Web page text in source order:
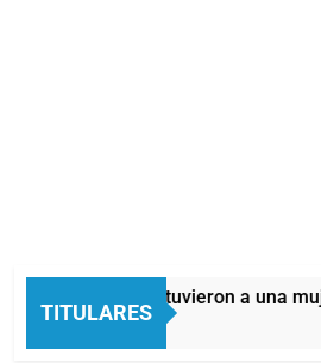
TITULARES
Quilmes: detuvieron a una
4 Horas Atrás